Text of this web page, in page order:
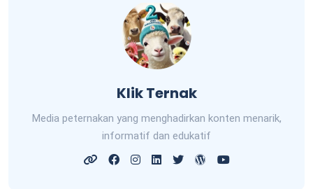
Klik Ternak
Media peternakan yang menghadirkan konten menarik,
informatif dan edukatif